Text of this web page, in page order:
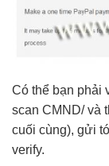
Có thể bạn phải
scan CMND/ và
cuối cùng), gửi
verify.